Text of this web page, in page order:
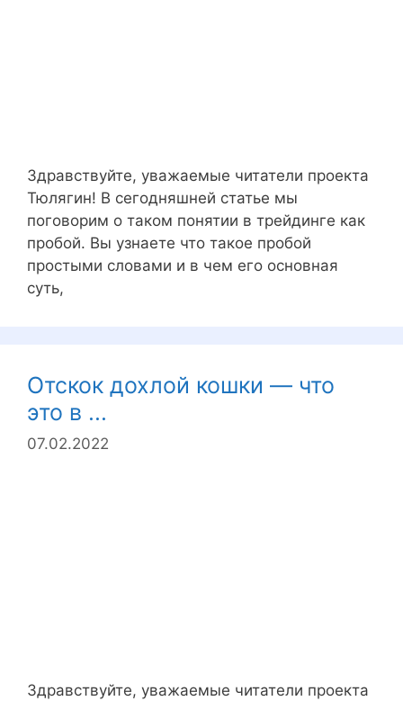
Здравствуйте, уважаемые читатели проекта
Тюлягин! В сегодняшней статье мы
поговорим о таком понятии в трейдинге как
пробой. Вы узнаете что такое пробой
простыми словами и в чем его основная
суть,
Отскок дохлой кошки — что
это в ...
07.02.2022
Здравствуйте, уважаемые читатели проекта